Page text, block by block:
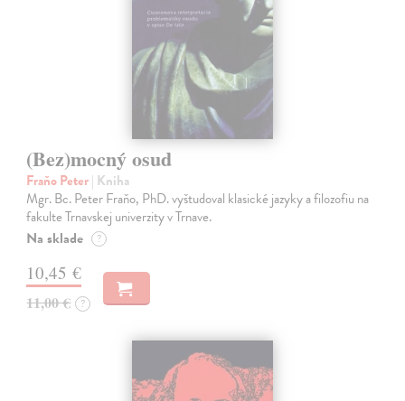
(Bez)mocný osud
Fraňo Peter| Kniha
Mgr. Bc. Peter Fraňo, PhD. vyštudoval klasické jazyky a filozofiu na
fakulte Trnavskej univerzity v Trnave.
Na sklade ?
10,45 €
11,00 € ?